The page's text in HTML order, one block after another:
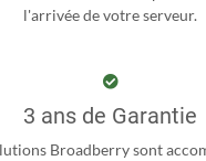
l'arrivée de votre serveur.
3 ans de Garantie
Broadberry sont